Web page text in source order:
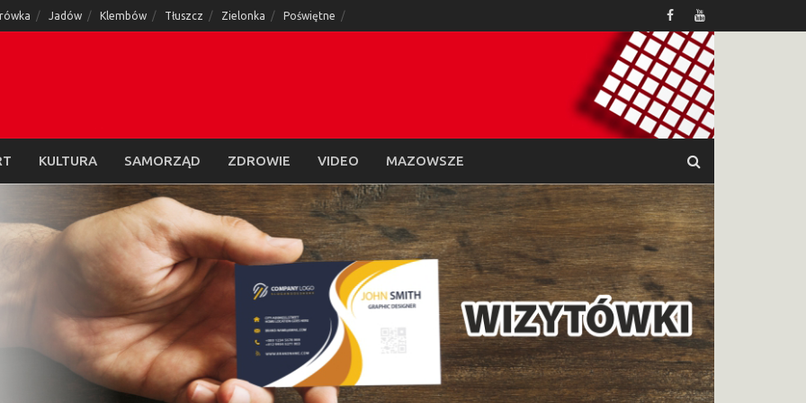
Jadów Klembów Tłuszcz Zielonka Poświętne
KULTURA SAMORZĄD ZDROWIE VIDEO MAZOWSZE